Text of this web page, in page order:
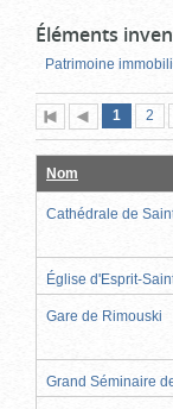
Éléments
Patrimoine
Première
pageprécédente
Page
1 (page
2
Nom
Cathédrale de
Église d'Esprit-
Gare de Rimouski
Grand Séminaire